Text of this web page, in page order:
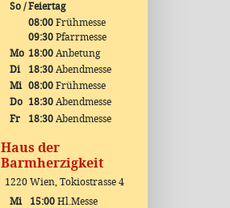
So / Feiertag
08:00 Frühmesse
09:30 Pfarrmesse
Mo 18:00 Anbetung
Di
18:30 Abendmesse
Mi 08:00 Frühmesse
Do 18:30 Abendmesse
Fr
18:30 Abendmesse
Haus der
Barmherzigkeit
1220 Wien, Tokiostrasse 4
Mi
15:00 Hl.Messe